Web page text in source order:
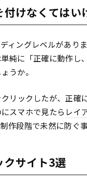
けなくてはい
ィングレベルがありま
純に「正確に動作し
うか。
リックしたが、正確
スマホで見たら レイ
作段階で未然に防ぐ事
クサイト3選